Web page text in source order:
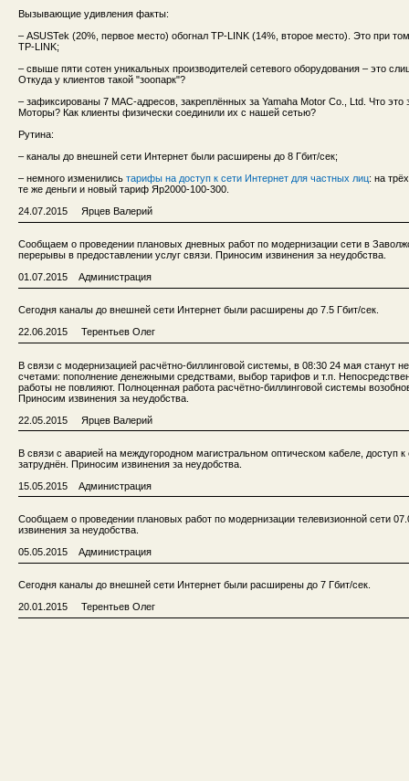
Вызывающие удивления факты:
– ASUSTek (20%, первое место) обогнал TP-LINK (14%, второе место). Это при
TP-LINK;
– свыше пяти сотен уникальных производителей сетевого оборудования – это
Откуда у клиентов такой "зоопарк"?
– зафиксированы 7 MAC-адресов, закреплённых за Yamaha Motor Co., Ltd. Что
Моторы? Как клиенты физически соединили их с нашей сетью?
Рутина:
– каналы до внешней сети Интернет были расширены до 8 Гбит/сек;
– немного изменились тарифы на доступ к сети Интернет для частных лиц: на
те же деньги и новый тариф Яр2000-100-300.
24.07.2015 Ярцев Валерий
Сообщаем о проведении плановых дневных работ по модернизации сети в
перерывы в предоставлении услуг связи. Приносим извинения за неудобства.
01.07.2015 Администрация
Сегодня каналы до внешней сети Интернет были расширены до 7.5 Гбит/сек.
22.06.2015 Терентьев Олег
В связи с модернизацией расчётно-биллинговой системы, в 08:30 24 мая станут
счетами: пополнение денежными средствами, выбор тарифов и т.п.
работы не повлияют. Полноценная работа расчётно-биллинговой системы
Приносим извинения за неудобства.
22.05.2015 Ярцев Валерий
В связи с аварией на междугородном магистральном оптическом кабеле, доступ
затруднён. Приносим извинения за неудобства.
15.05.2015 Администрация
Сообщаем о проведении плановых работ по модернизации телевизионной сети
извинения за неудобства.
05.05.2015 Администрация
Сегодня каналы до внешней сети Интернет были расширены до 7 Гбит/сек.
20.01.2015 Терентьев Олег